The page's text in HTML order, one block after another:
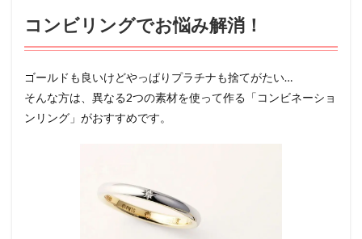
コンビリングでお悩み解消！
ゴールドも良いけどやっぱりプラチナも捨てがたい…
そんな方は、異なる2つの素材を使って作る「コンビネーショ
ンリング」がおすすめです。